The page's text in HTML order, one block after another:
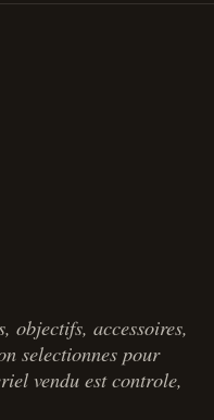
objectifs, accessoires,
selectionnes pour
vendu est controle,